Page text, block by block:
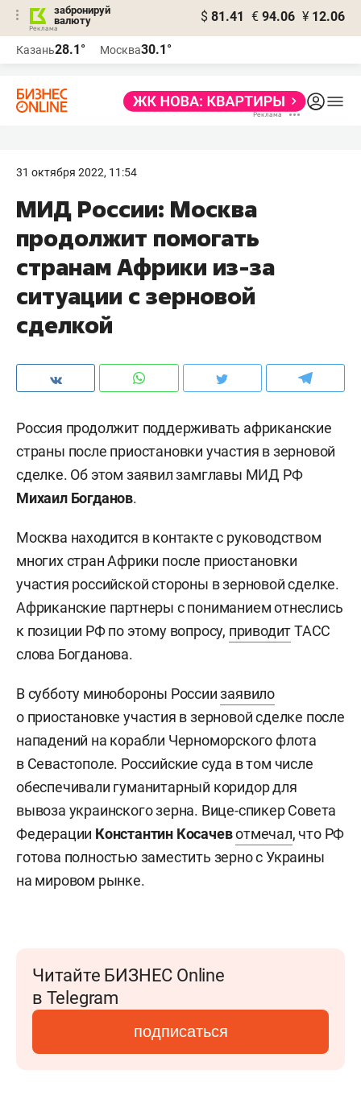
забронируй
валюту
$ 81.41 € 94.06 ¥ 12.06
Казань28.1° Москва30.1°
31 октября 2022, 11:54
МИД России: Москва
продолжит помогать
странам Африки из-за
ситуации с зерновой
сделкой
Россия продолжит поддерживать африканские
страны после приостановки участия в зерновой
сделке. Об этом заявил замглавы МИД РФ
Михаил Богданов.
Москва находится в контакте с руководством
многих стран Африки после приостановки
участия российской стороны в зерновой сделке.
Африканские партнеры с пониманием отнеслись
к позиции РФ по этому вопросу, приводитТАСС
слова Богданова.
В субботу минобороны Россиизаявило
о приостановке участия в зерновой сделке после
нападений на корабли Черноморского флота
в Севастополе. Российские суда в том числе
обеспечивали гуманитарный коридор для
вывоза украинского зерна. Вице-спикер Совета
Федерации Константин Косачевотмечал, что РФ
готова полностью заместить зерно с Украины
на мировом рынке.
Читайте БИЗНЕС Online
в Telegram
подписаться